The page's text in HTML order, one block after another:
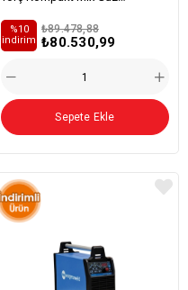
₺80.530,99
₺89.478,88
%10
i̇ndirim
Sepete Ekle